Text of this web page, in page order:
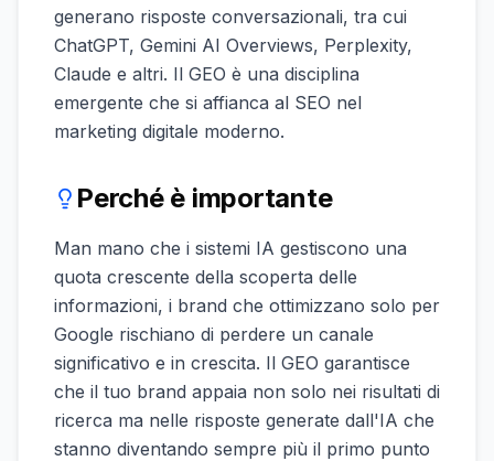
generano risposte conversazionali, tra cui
ChatGPT, Gemini AI Overviews, Perplexity,
Claude e altri. Il GEO è una disciplina
emergente che si affianca al SEO nel
marketing digitale moderno.
Perché è importante
Man mano che i sistemi IA gestiscono una
quota crescente della scoperta delle
informazioni, i brand che ottimizzano solo per
Google rischiano di perdere un canale
significativo e in crescita. Il GEO garantisce
che il tuo brand appaia non solo nei risultati di
ricerca ma nelle risposte generate dall'IA che
stanno diventando sempre più il primo punto